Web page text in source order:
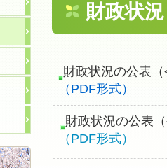
財政状況
財政状況の公表（
（PDF形式）
財政状況の公表
（PDF形式）